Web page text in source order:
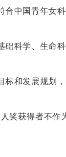
中国青年女科
科学、生命科
标和发展规划
奖获得者不作